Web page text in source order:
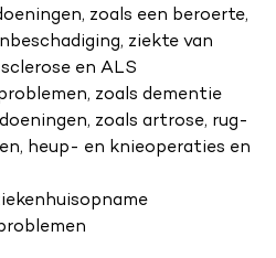
zoals een beroerte,
ziekte van
en ALS
zoals dementie
zoals artrose, rug-
heup- en knieoperaties en